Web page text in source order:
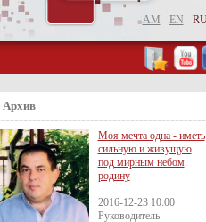
AM EN
Архив
Моя мечта одна - иметь
сильную и живущую
под мирным небом
родину
2016-12-23 10:00
Руководитель